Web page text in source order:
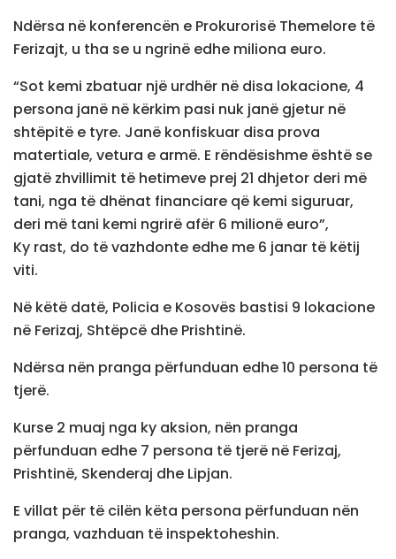
Ndërsa në konferencën e Prokurorisë Themelore të
Ferizajt, u tha se u ngrinë edhe miliona euro.
“Sot kemi zbatuar një urdhër në disa lokacione, 4
persona janë në kërkim pasi nuk janë gjetur në
shtëpitë e tyre. Janë konfiskuar disa prova
matertiale, vetura e armë. E rëndësishme është se
gjatë zhvillimit të hetimeve prej 21 dhjetor deri më
tani, nga të dhënat financiare që kemi siguruar,
deri më tani kemi ngrirë afër 6 milionë euro”,
Ky rast, do të vazhdonte edhe me 6 janar të këtij
viti.
Në këtë datë, Policia e Kosovës bastisi 9 lokacione
në Ferizaj, Shtëpcë dhe Prishtinë.
Ndërsa nën pranga përfunduan edhe 10 persona të
tjerë.
Kurse 2 muaj nga ky aksion, nën pranga
përfunduan edhe 7 persona të tjerë në Ferizaj,
Prishtinë, Skenderaj dhe Lipjan.
E villat për të cilën këta persona përfunduan nën
pranga, vazhduan të inspektoheshin.